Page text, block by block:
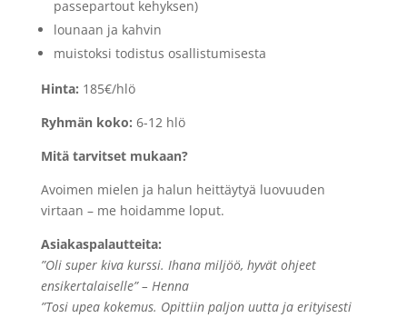
passepartout kehyksen)
lounaan ja kahvin
muistoksi todistus osallistumisesta
Hinta: 185€/hlö
Ryhmän koko: 6-12 hlö
Mitä tarvitset mukaan?
Avoimen mielen ja halun heittäytyä luovuuden
virtaan – me hoidamme loput.
Asiakaspalautteita:
”Oli super kiva kurssi. Ihana miljöö, hyvät ohjeet
ensikertalaiselle” – Henna
”Tosi upea kokemus. Opittiin paljon uutta ja erityisesti